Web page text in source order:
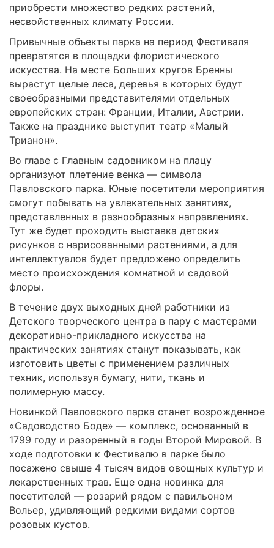
приобрести множество редких растений,
несвойственных климату России.
Привычные объекты парка на период Фестиваля
превратятся в площадки флористического
искусства. На месте Больших кругов Бренны
вырастут целые леса, деревья в которых будут
своеобразными представителями отдельных
европейских стран: Франции, Италии, Австрии.
Также на празднике выступит театр «Малый
Трианон».
Во главе с Главным садовником на плацу
организуют плетение венка — символа
Павловского парка. Юные посетители мероприятия
смогут побывать на увлекательных занятиях,
представленных в разнообразных направлениях.
Тут же будет проходить выставка детских
рисунков с нарисованными растениями, а для
интеллектуалов будет предложено определить
место происхождения комнатной и садовой
флоры.
В течение двух выходных дней работники из
Детского творческого центра в пару с мастерами
декоративно-прикладного искусства на
практических занятиях станут показывать, как
изготовить цветы с применением различных
техник, используя бумагу, нити, ткань и
полимерную массу.
Новинкой Павловского парка станет возрожденное
«Садоводство Боде» — комплекс, основанный в
1799 году и разоренный в годы Второй Мировой. В
ходе подготовки к Фестивалю в парке было
посажено свыше 4 тысяч видов овощных культур и
лекарственных трав. Еще одна новинка для
посетителей — розарий рядом с павильоном
Вольер, удивляющий редкими видами сортов
розовых кустов.